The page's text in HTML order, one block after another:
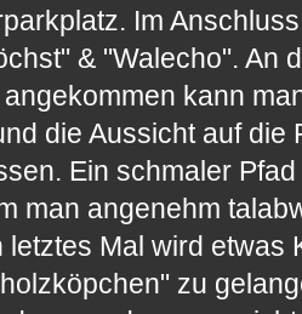
Im
& "Walecho". An
kann
die Aussicht auf
Ein schmaler
man angenehm
letztes Mal wird etwas
zu